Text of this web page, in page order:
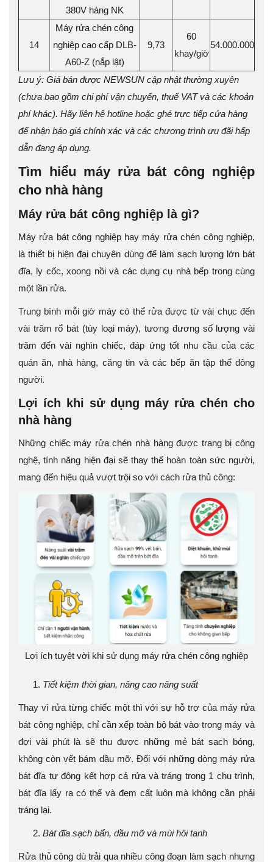
380V hàng NK
14
Máy rửa chén công
nghiệp cao cấp DLB-
A60-Z (nắp lật)
9,73
60
khay/giờ
54.000.000
Lưu ý: Giá bán được NEWSUN cập nhật thường xuyên
(chưa bao gồm chi phí vận chuyển, thuế VAT và các khoản
phí khác). Hãy liên hệ hotline hoặc ghé trực tiếp cửa hàng
để nhận báo giá chính xác và các chương trình ưu đãi hấp
dẫn đang áp dụng.
Tìm hiểu máy rửa bát công nghiệp
cho nhà hàng
Máy rửa bát công nghiệp là gì?
Máy rửa bát công nghiệp hay máy rửa chén công nghiệp,
là thiết bị hiện đại chuyên dùng để làm sạch lượng lớn bát
đĩa, ly cốc, xoong nồi và các dụng cụ nhà bếp trong cùng
một lần rửa.
Trung bình mỗi giờ máy có thể rửa được từ vài chục đến
vài trăm rổ bát (tùy loại máy), tương đương số lượng vài
trăm đến vài nghìn chiếc, đáp ứng tốt nhu cầu của các
quán ăn, nhà hàng, căng tin và các bếp ăn tập thể đông
người.
Lợi ích khi sử dụng máy rửa chén cho
nhà hàng
Những chiếc máy rửa chén nhà hàng được trang bị công
nghệ, tính năng hiện đại sẽ thay thế hoàn toàn sức người,
mang đến hiệu quả vượt trội so với cách rửa thủ công:
Lợi ích tuyệt vời khi sử dụng máy rửa chén công nghiệp
Tiết kiệm thời gian, nâng cao năng suất
Thay vì rửa từng chiếc một thì với sự hỗ trợ của máy rửa
bát công nghiệp, chỉ cần xếp toàn bộ bát vào trong máy và
đợi vài phút là sẽ thu được những mẻ bát sạch bóng,
không còn vết bám dầu mỡ. Đối với những dòng máy rửa
bát đĩa tự động kết hợp cả rửa và tráng trong 1 chu trình,
bát đĩa lấy ra có thể và đem cất luôn mà không cần phải
tráng lại.
Bát đĩa sạch bẩn, dầu mỡ và mùi hôi tanh
Rửa thủ công dù trải qua nhiều công đoạn làm sạch nhưng